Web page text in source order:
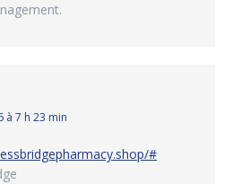
à 7 h 23 min
#